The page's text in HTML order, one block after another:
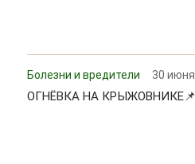
Болезни и вредители 30 июня
ОГНЁВКА НА КРЫЖОВНИКЕ📌